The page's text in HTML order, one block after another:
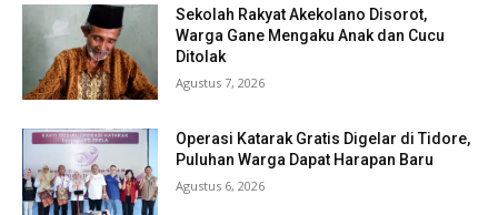
Sekolah Rakyat Akekolano Disorot,
Warga Gane Mengaku Anak dan Cucu
Ditolak
Agustus 7, 2026
Operasi Katarak Gratis Digelar di Tidore,
Puluhan Warga Dapat Harapan Baru
Agustus 6, 2026